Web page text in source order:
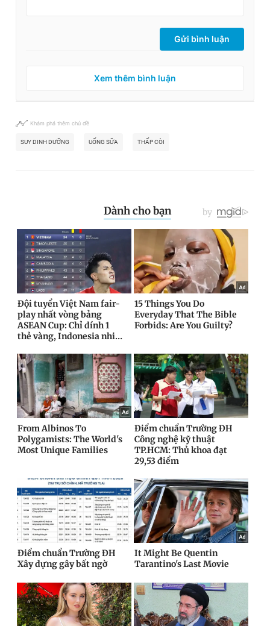
Gửi bình luận
Xem thêm bình luận
Khám phá thêm chủ đề
SUY DINH DƯỠNG UỐNG SỮA THẤP CÒI